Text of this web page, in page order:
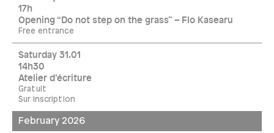
17h
Opening “Do not step on the grass” – Flo Kasearu
Free entrance
Saturday 31.01
14h30
Atelier d’écriture
Gratuit
Sur inscription
February 2026